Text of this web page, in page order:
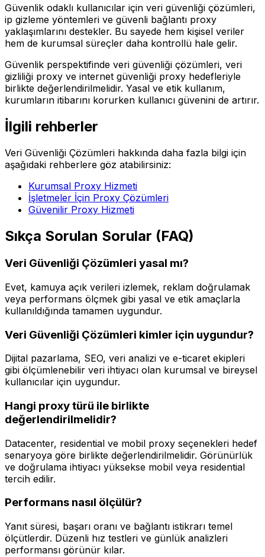
Güvenlik odaklı kullanıcılar için veri güvenliği çözümleri,
ip gizleme yöntemleri ve güvenli bağlantı proxy
yaklaşımlarını destekler. Bu sayede hem kişisel veriler
hem de kurumsal süreçler daha kontrollü hale gelir.
Güvenlik perspektifinde veri güvenliği çözümleri, veri
gizliliği proxy ve internet güvenliği proxy hedefleriyle
birlikte değerlendirilmelidir. Yasal ve etik kullanım,
kurumların itibarını korurken kullanıcı güvenini de artırır.
İlgili rehberler
Veri Güvenliği Çözümleri hakkında daha fazla bilgi için
aşağıdaki rehberlere göz atabilirsiniz:
Kurumsal Proxy Hizmeti
İşletmeler İçin Proxy Çözümleri
Güvenilir Proxy Hizmeti
Sıkça Sorulan Sorular (FAQ)
Veri Güvenliği Çözümleri yasal mı?
Evet, kamuya açık verileri izlemek, reklam doğrulamak
veya performans ölçmek gibi yasal ve etik amaçlarla
kullanıldığında tamamen uygundur.
Veri Güvenliği Çözümleri kimler için uygundur?
Dijital pazarlama, SEO, veri analizi ve e-ticaret ekipleri
gibi ölçümlenebilir veri ihtiyacı olan kurumsal ve bireysel
kullanıcılar için uygundur.
Hangi proxy türü ile birlikte
değerlendirilmelidir?
Datacenter, residential ve mobil proxy seçenekleri hedef
senaryoya göre birlikte değerlendirilmelidir. Görünürlük
ve doğrulama ihtiyacı yüksekse mobil veya residential
tercih edilir.
Performans nasıl ölçülür?
Yanıt süresi, başarı oranı ve bağlantı istikrarı temel
ölçütlerdir. Düzenli hız testleri ve günlük analizleri
performansı görünür kılar.